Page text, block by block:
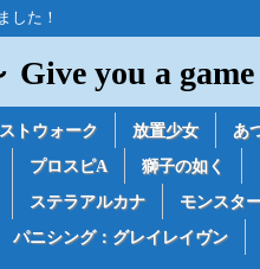
した！
you a game
トウォーク 放置少女 あ
プロスピA 獅子の如く
ステラアルカナ モンスタ
パニシング：グレイレイヴン